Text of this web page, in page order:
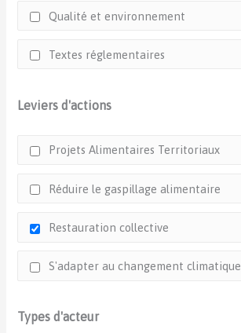
Qualité et environnement
Textes réglementaires
Leviers d'actions
Projets Alimentaires Territoriaux
Réduire le gaspillage alimentaire
Restauration collective
S'adapter au changement climatique
Types d'acteur